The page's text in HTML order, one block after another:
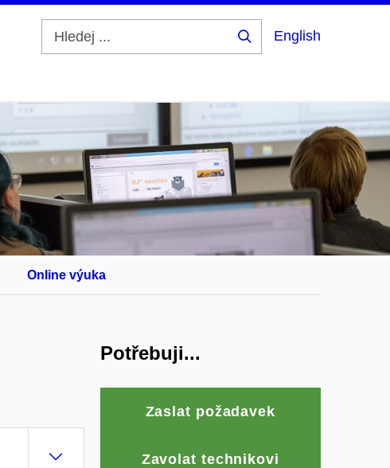
English
Online výuka
Potřebuji...
Zaslat požadavek
Zavolat technikovi